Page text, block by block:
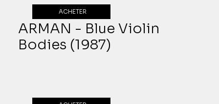
ARMAN - Blue Violin
Bodies (1987)
ACHETER